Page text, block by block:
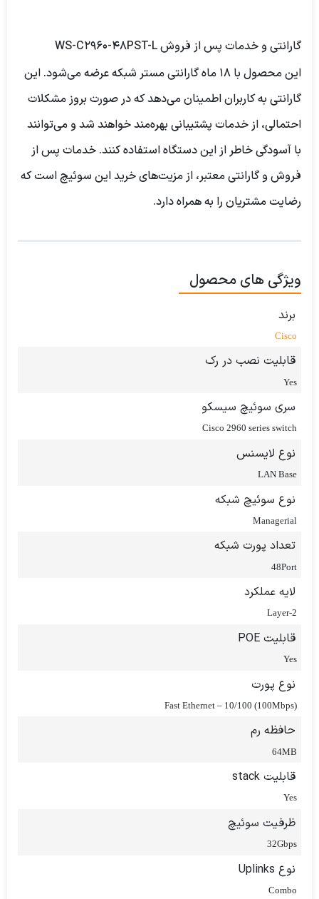
گارانتی و خدمات پس از فروش WS-C2960-48PST-L
این محصول با 18 ماه گارانتی مستر شبکه عرضه می‌شود. این
گارانتی به کاربران اطمینان می‌دهد که در صورت بروز مشکلات
احتمالی، از خدمات پشتیبانی بهره‌مند خواهند شد و می‌توانند
با آسودگی خاطر از این دستگاه استفاده کنند. خدمات پس از
فروش و گارانتی معتبر، از مزیت‌های خرید این سوئیچ است که
رضایت مشتریان را به همراه دارد.
ویژگی های محصول
برند
Cisco
قابلیت نصب در رک
Yes
سری سوئیچ سیسکو
Cisco 2960 series switch
نوع لایسنس
LAN Base
نوع سوئیچ شبکه
Managerial
تعداد پورت شبکه
48Port
لایه عملکرد
2-Layer
قابلیت POE
Yes
نوع پورت
Fast Ethernet – 10/100 (100Mbps)
حافظه رم
64MB
قابلیت stack
Yes
ظرفیت سوئیچ
32Gbps
نوع Uplinks
Combo